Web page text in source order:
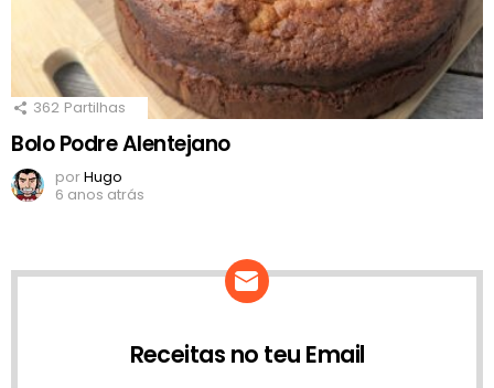
362 Partilhas
Bolo Podre Alentejano
porHugo
6 anos atrás
Receitas no teu Email